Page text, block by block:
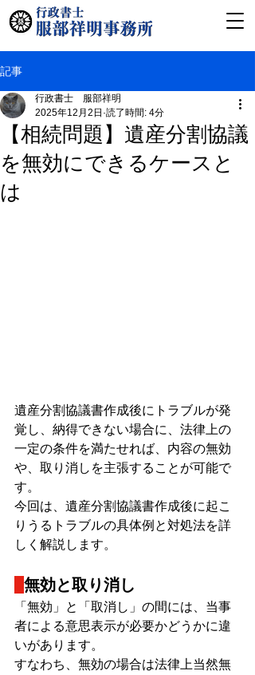
記事
【相続問題】遺産分割協議
を無効にできるケースと
は
行政書士 服部祥明
2025年12月2日 読了時間: 4分
遺産分割協議書作成後にトラブルが発
覚し、納得できない場合に、法律上の
一定の条件を満たせれば、内容の無効
や、取り消しを主張することが可能で
す。
今回は、遺産分割協議書作成後に起こ
りうるトラブルの具体例と対処法を詳
しく解説します。
無効と取り消し
「無効」と「取消し」の間には、当事
者による意思表示が必要かどうかに違
いがあります。
すなわち、無効の場合は法律上当然無